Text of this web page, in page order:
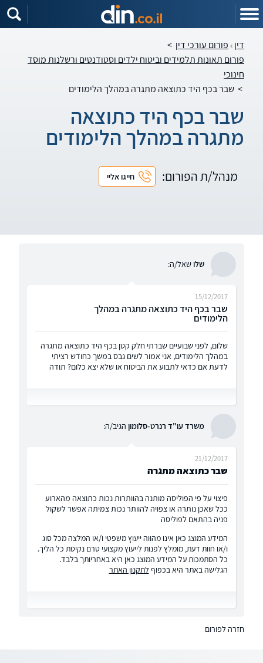
דין פורום עורכי דין >
פורום תאונות תלמידים וביטוח ילדים וסטודנטים ורשלנות מוסד
חינוכי
> שבר בכף היד כתוצאה מתגרה במהלך הלימודים
שבר בכף היד כתוצאה
מתגרה במהלך הלימודים
מנהל/ת הפורום: חייגו אליי
שלושאל/ה:
שבר בכף היד כתוצאה מתגרה במהלך
הלימודים
15/12/2017
שלום, לפני שבועיים שברתי חלק קטן בכף היד כתוצאה מתגרה
במהלך הלימודים, אני אמור לשים גבס במשך כחודש רציתי
לדעת אם כדאי לתבוע את הביטוח או שלא יצא כלום? תודה
משרד עו"ד רנרט-סלומון הגיב/ה:
שבר כתוצאה מתגרה
21/12/2017
פיצוי על פי הפוליסה מותנה בהוותרות נכות כתוצאה מהארוע
ככל שאכן נותרה או צפויה להוותר נכות צמיתה אפשר לשקול
פניה בהתאם לפוליסה
המידע המוצג כאן אינו מהווה ייעוץ משפטי ו/או המלצה מכל סוג
ו/או חוות דעת, מומלץ לפנות לייעוץ מקצועי טרם נקיטת כל הליך.
כל הסתמכות על המידע המוצג כאן היא באחריותך בלבד.
הגלישה באתר היא בכפוף לתקנון האתר
חזרה לפורום